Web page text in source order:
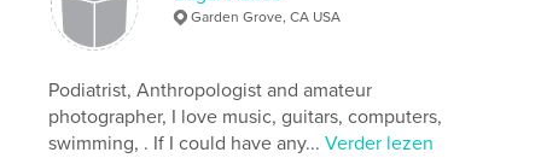
Garden Grove, CA USA
Podiatrist, Anthropologist and amateur
photographer, I love music, guitars, computers,
swimming, . If I could have any...Verder lezen